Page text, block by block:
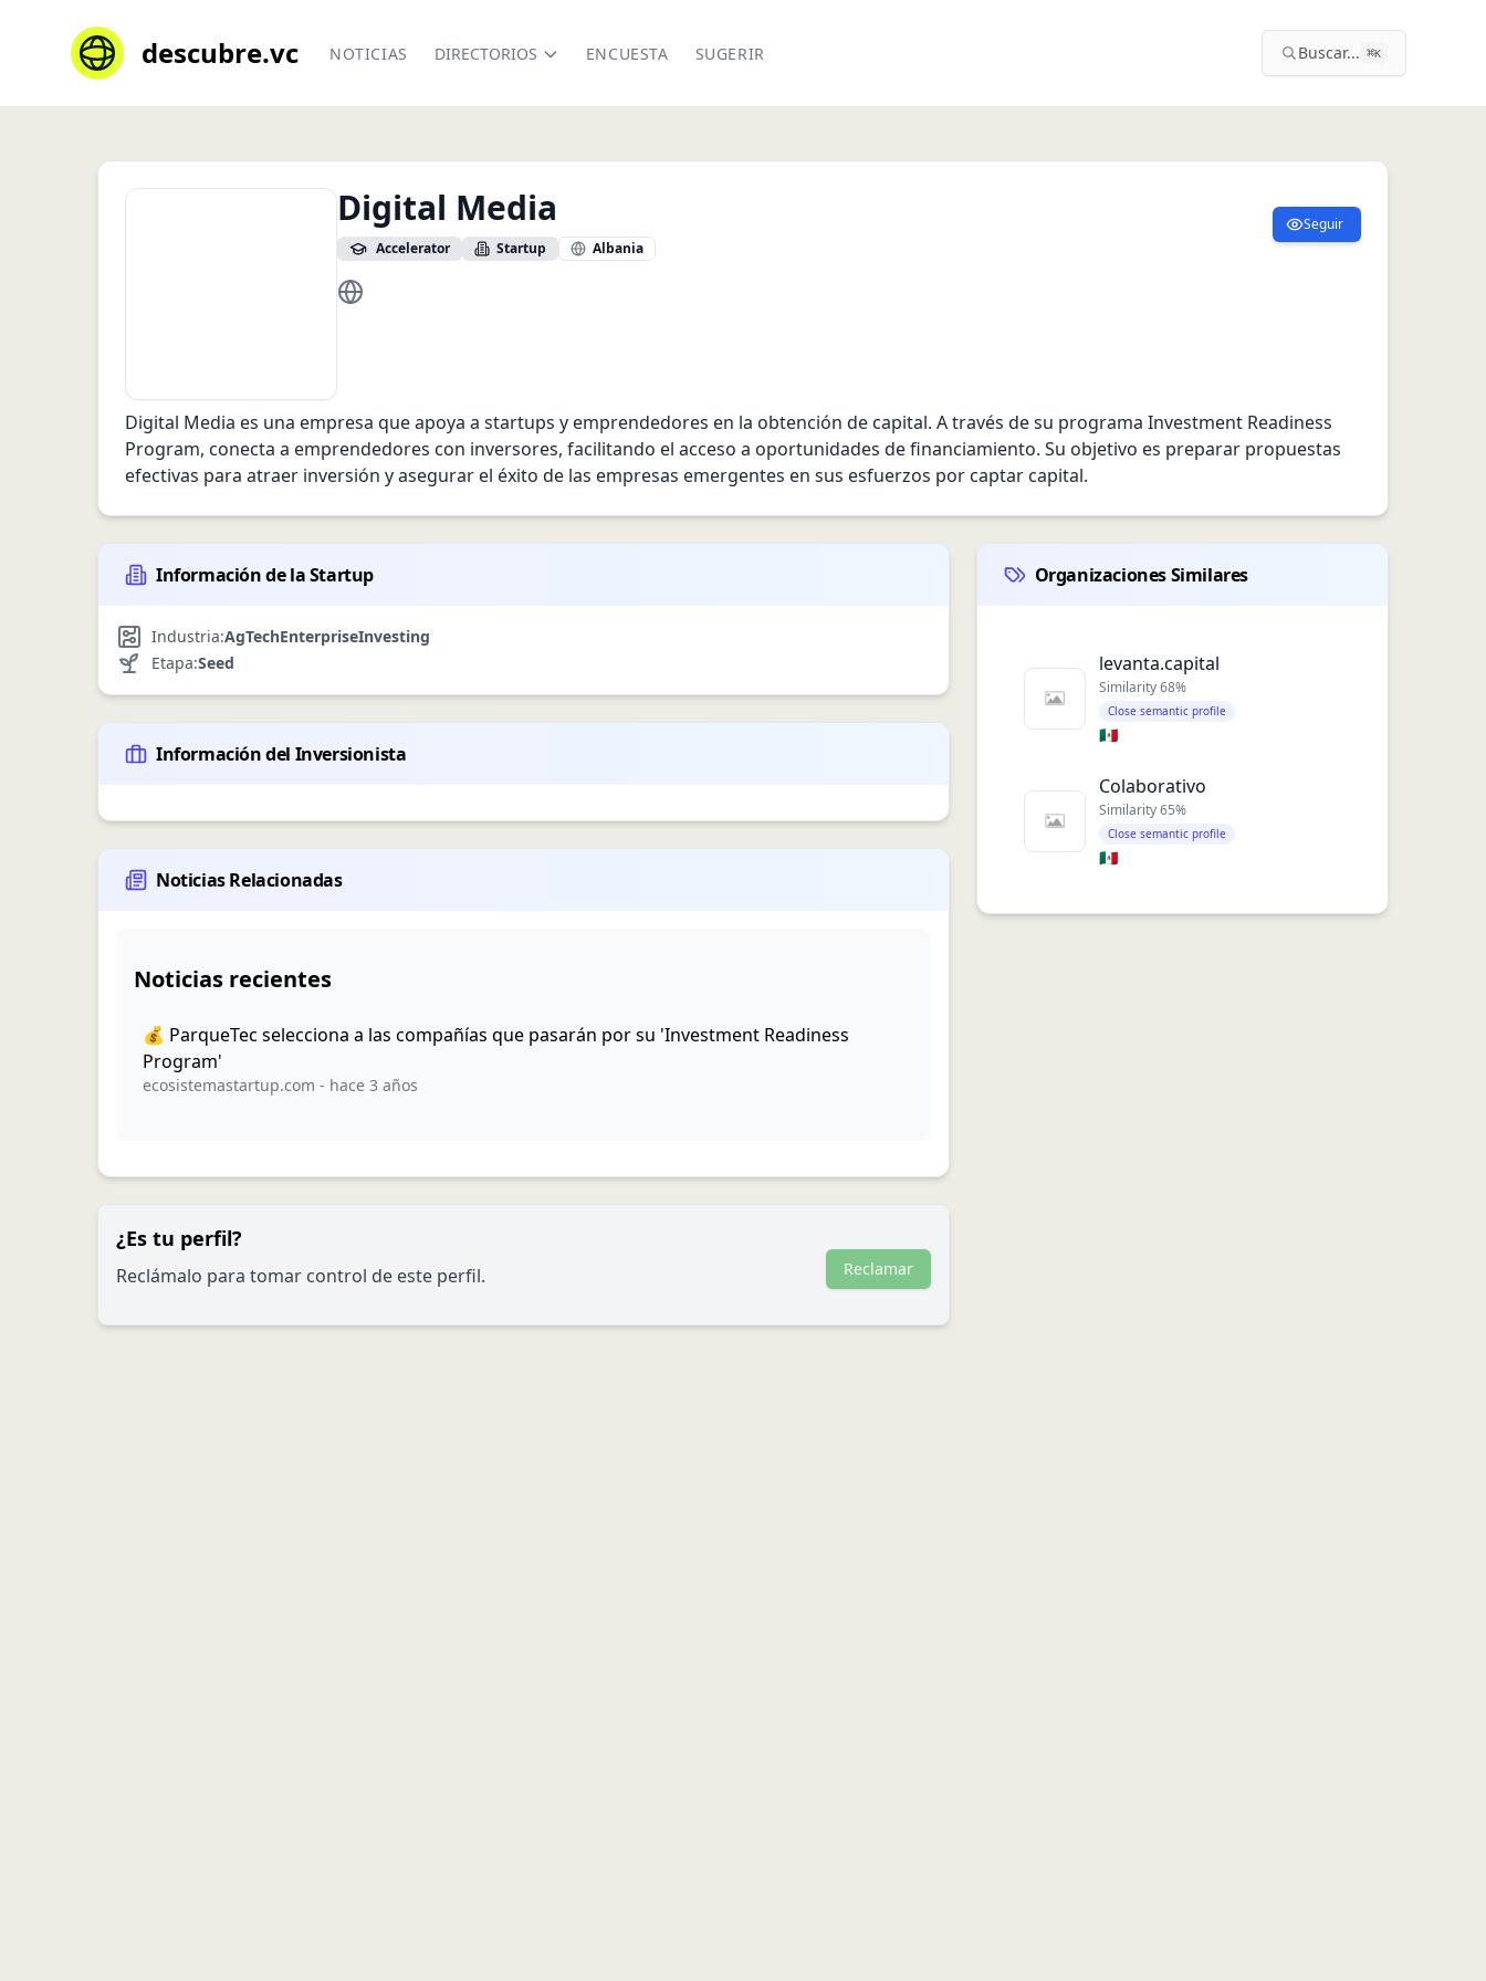
descubre.vc NOTICIAS DIRECTORIOS ENCUESTA SUGERIR Buscar... ⌘K
Digital Media
Accelerator Startup Albania
Seguir
https://digitalmedia.cl
Digital Media es una empresa que apoya a startups y emprendedores en la obtención de capital. A través de su programa Investment Readiness
Program, conecta a emprendedores con inversores, facilitando el acceso a oportunidades de financiamiento. Su objetivo es preparar propuestas
efectivas para atraer inversión y asegurar el éxito de las empresas emergentes en sus esfuerzos por captar capital.
Información de la Startup
Industria:AgTechEnterpriseInvesting
Etapa:Seed
Información del Inversionista
Noticias Relacionadas
Noticias recientes
💰 ParqueTec selecciona a las compañías que pasarán por su 'Investment Readiness
Program'
ecosistemastartup.com - hace 3 años
¿Es tu perfil?
Reclámalo para tomar control de este perfil. Reclamar
Organizaciones Similares
levanta.capital
Similarity68%
Close semantic profile
🇲🇽
Colaborativo
Similarity65%
Close semantic profile
🇲🇽